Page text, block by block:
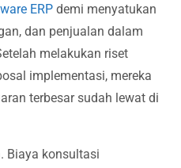
ERP demi menyatukan
dan penjualan dalam
melakukan riset
implementasi, mereka
terbesar sudah lewat di
Biaya konsultasi